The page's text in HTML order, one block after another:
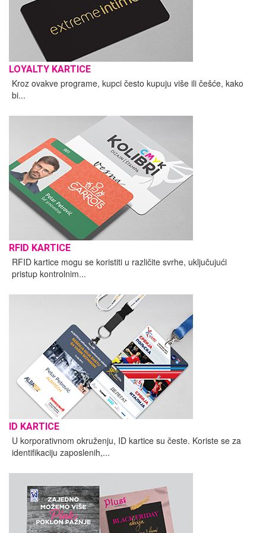
LOYALTY KARTICE
Kroz ovakve programe, kupci često kupuju više ili češće, kako
bi...
RFID KARTICE
RFID kartice mogu se koristiti u različite svrhe, uključujući
pristup kontrolnim...
ID KARTICE
U korporativnom okruženju, ID kartice su česte. Koriste se za
identifikaciju zaposlenih,...